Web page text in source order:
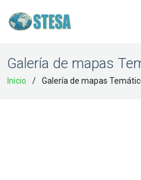
Galería de mapas
Inicio Galería de mapas